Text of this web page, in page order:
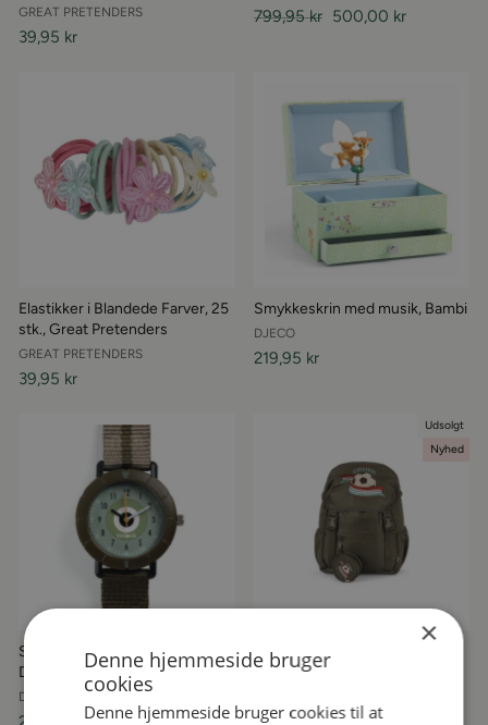
GREAT PRETENDERS
39,95 kr
Almindelige
799,95 kr Udsalgspris
500,00 kr
Elastikker i Blandede Farver, 25
stk., Great Pretenders
GREAT PRETENDERS
39,95 kr
Smykkeskrin med musik, Bambi
DJECO
219,95 kr
Sports Børneur, Green Target,
Djeco
DJECO
Udsolgt
Nyhed
Clover Skoletaske, Kalamata,
Konges Sløjd
×
Denne hjemmeside bruger
cookies
Denne hjemmeside bruger cookies til at